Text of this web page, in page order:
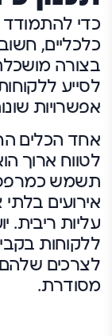
כדי
כלכליים,
בצורה
לסייע
אפשרויות
אחד הכלים
לטווח ארוך
תשמש
אירועים בלתי
עליות ריבית.
ללקוחות
לצרכים
מסודרת.